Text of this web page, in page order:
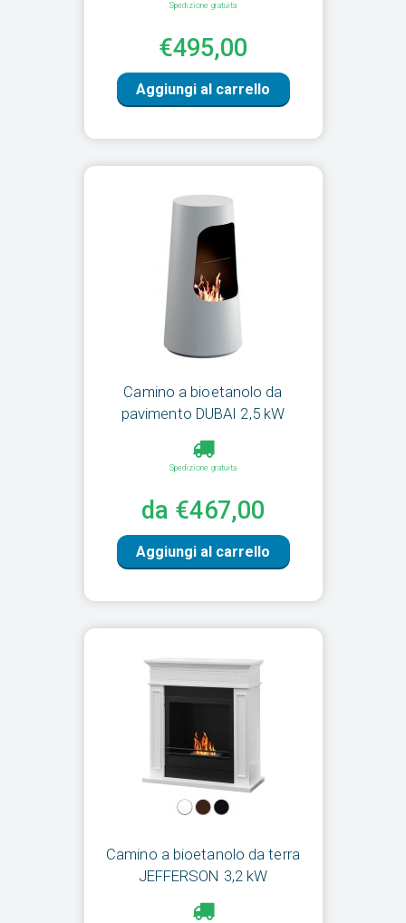
Spedizione gratuita
€495,00
Aggiungi al carrello
Camino a bioetanolo da
pavimento DUBAI 2,5 kW
Spedizione gratuita
da €467,00
Aggiungi al carrello
Camino a bioetanolo da terra
JEFFERSON 3,2 kW